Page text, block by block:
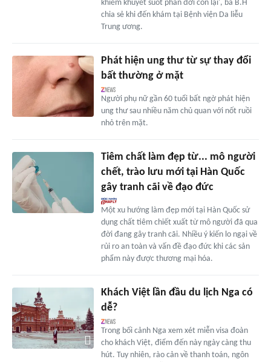
khiếm khuyết suốt phần đời còn lại', bà B.H
chia sẻ khi đến khám tại Bệnh viện Da liễu
Trung ương.
Phát hiện ung thư từ sự thay đổi
bất thường ở mặt
Người phụ nữ gần 60 tuổi bất ngờ phát hiện
ung thư sau nhiều năm chủ quan với nốt ruồi
nhỏ trên mặt.
Tiêm chất làm đẹp từ... mô người
chết, trào lưu mới tại Hàn Quốc
gây tranh cãi về đạo đức
Một xu hướng làm đẹp mới tại Hàn Quốc sử
dụng chất tiêm chiết xuất từ mô người đã qua
đời đang gây tranh cãi. Nhiều ý kiến lo ngại về
rủi ro an toàn và vấn đề đạo đức khi các sản
phẩm này được thương mại hóa.
Khách Việt lần đầu du lịch Nga có
dễ?
Trong bối cảnh Nga xem xét miễn visa đoàn
cho khách Việt, điểm đến này ngày càng thu
hút. Tuy nhiên, rào cản về thanh toán, ngôn